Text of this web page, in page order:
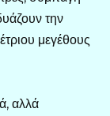
την
μεγέθους
αλλά